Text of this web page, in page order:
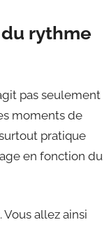
rythme
pas seulement
moments de
pratique
en fonction du
allez ainsi